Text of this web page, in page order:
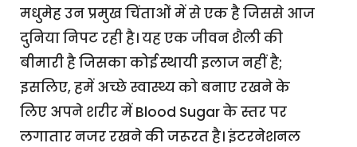
मधुमेह उन प्रमुख चिंताओं में से एक है जिससे आज
दुनिया निपट रही है। यह एक जीवन शैली की
बीमारी है जिसका कोई स्थायी इलाज नहीं है;
इसलिए, हमें अच्छे स्वास्थ्य को बनाए रखने के
लिए अपने शरीर में Blood Sugar के स्तर पर
लगातार नजर रखने की जरूरत है। इंटरनेशनल